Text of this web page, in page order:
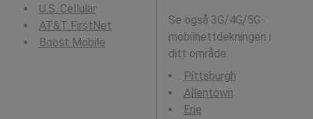
U.S. Cellular
AT&T FirstNet
Boost Mobile
Se også 3G/4G/5G-
mobilnettdekningen i
ditt område:
Pittsburgh
Allentown
Erie